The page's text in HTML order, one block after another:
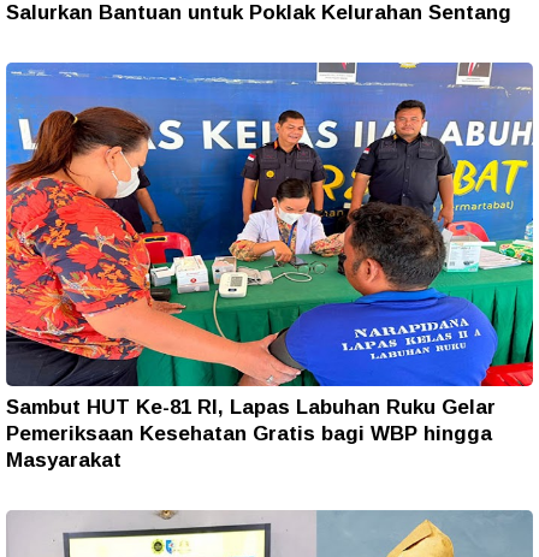
Salurkan Bantuan untuk Poklak Kelurahan Sentang
Sambut HUT Ke-81 RI, Lapas Labuhan Ruku Gelar
Pemeriksaan Kesehatan Gratis bagi WBP hingga
Masyarakat